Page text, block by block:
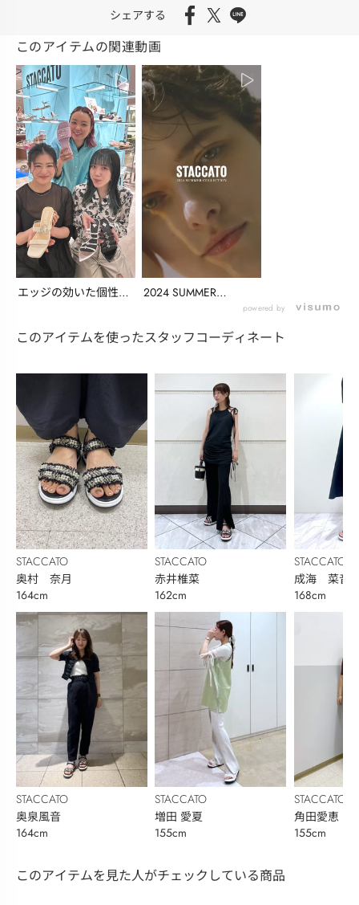
シェアする
このアイテムの関連動画
エッジの効いた個性溢
2024 SUMMER
powered by
このアイテムを使ったスタッフコーディネート
STACCATO
奥村 奈月
164cm
STACCATO
奥泉風音
164cm
STACCATO
赤井椎菜
162cm
STACCATO
増田 愛夏
155cm
STACCATO
成海 菜音
168cm
STACCATO
角田愛恵
155cm
このアイテムを見た人がチェックしている商品